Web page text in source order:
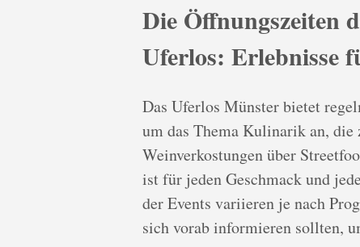
Die Öffnungszeiten
Uferlos: Erlebnisse
Das Uferlos Münster bietet
um das Thema Kulinarik an, die
Weinverkostungen über
ist für jeden Geschmack und
der Events variieren je nach
sich vorab informieren sollten,